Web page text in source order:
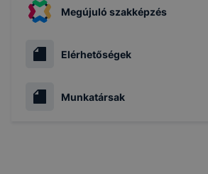
Megújuló szakképzés
Elérhetőségek
Munkatársak